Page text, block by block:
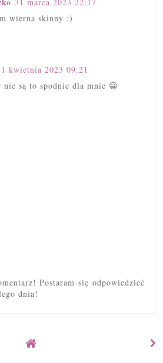
wierna skinny :)
1 kwietnia 2023 09:21
nie są to spodnie dla mnie 😀
Postaram się odpowiedzieć
dnia!